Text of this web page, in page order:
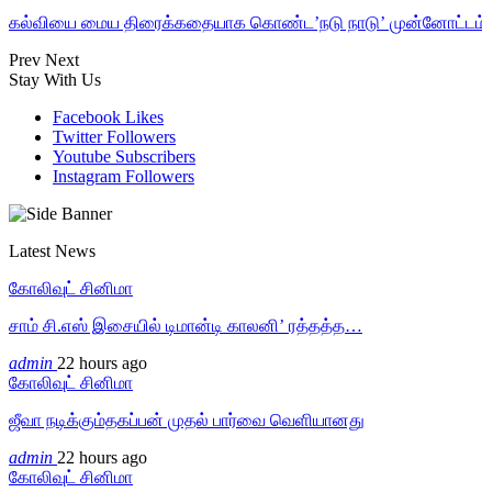
கல்வியை மைய திரைக்கதையாக கொண்ட’நடு நாடு’
Prev Next
Stay With Us
Facebook Likes
Twitter Followers
Youtube Subscribers
Instagram Followers
Latest News
கோலிவுட் சினிமா
சாம் சி.எஸ் இசையில் டிமான்டி காலனி’ ரத்தத்த…
admin 22 hours ago
கோலிவுட் சினிமா
ஜீவா நடிக்கும்தகப்பன் முதல் பார்வை வெளியானது
admin 22 hours ago
கோலிவுட் சினிமா